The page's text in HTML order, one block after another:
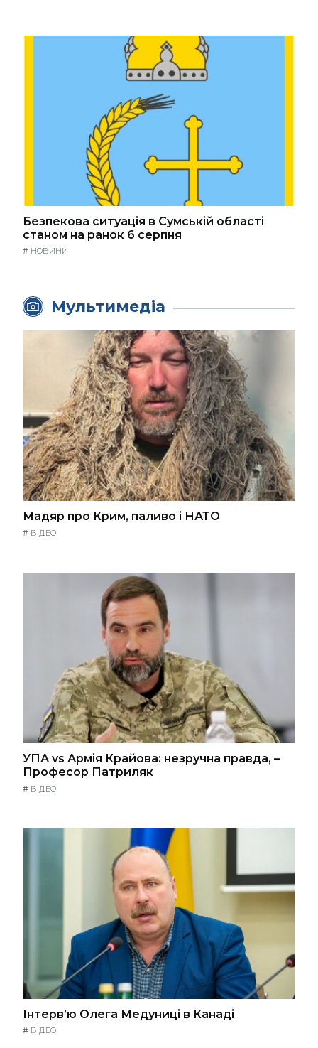
Безпекова ситуація в Сумській області
станом на ранок 6 серпня
# НОВИНИ
Мультимедіа
Мадяр про Крим, паливо і НАТО
# ВІДЕО
УПА vs Армія Крайова: незручна правда, –
Професор Патриляк
# ВІДЕО
Інтерв’ю Олега Медуниці в Канаді
# ВІДЕО